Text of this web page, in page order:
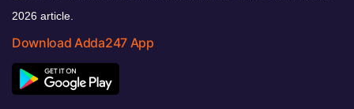
2026 article.
Download Adda247 App